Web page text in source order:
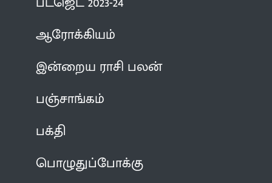
ஆரோக்கியம்
இன்றைய ராசி பலன்
பஞ்சாங்கம்
பக்தி
பொழுதுப்போக்கு